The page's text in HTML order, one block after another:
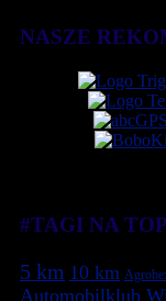
NASZE
#TAGI NA
5 km 10 km
Automobilklub